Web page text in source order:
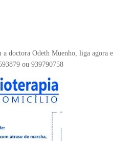
doctora Odeth Muenho, liga agora e
ou 939790758